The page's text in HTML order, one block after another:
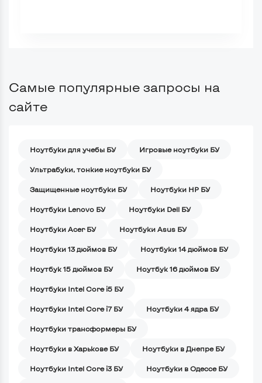
Самые популярные запросы на
сайте
Ноутбуки для учебы БУ Игровые ноутбуки БУ
Ультрабуки, тонкие ноутбуки БУ
Защищенные ноутбуки БУ Ноутбуки HP БУ
Ноутбуки Lenovo БУ Ноутбуки Dell БУ
Ноутбуки Acer БУ Ноутбуки Asus БУ
Ноутбуки 13 дюймов БУ Ноутбуки 14 дюймов БУ
Ноутбук 15 дюймов БУ Ноутбук 16 дюймов БУ
Ноутбуки Intel Core i5 БУ
Ноутбуки Intel Core i7 БУ Ноутбуки 4 ядра БУ
Ноутбуки трансформеры БУ
Ноутбуки в Харькове БУ Ноутбуки в Днепре БУ
Ноутбуки Intel Core i3 БУ Ноутбуки в Одессе БУ